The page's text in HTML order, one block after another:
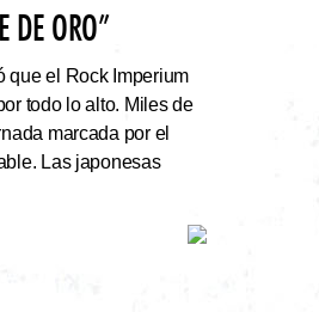
DE ORO”
que el Rock Imperium
todo lo alto. Miles de
marcada por el
Las japonesas